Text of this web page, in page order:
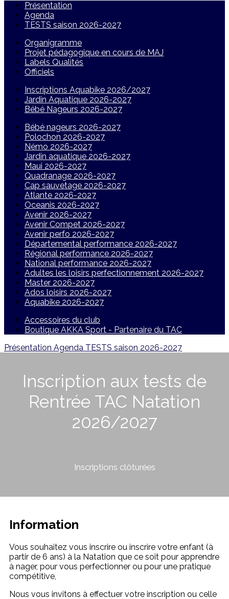
Présentation
Agenda
TESTS saison 2026-2027
Organigramme
Projet pédagogique en cours de MAJ
Labels Qualités
Officiels
Inscriptions Aquabike 2026/2027
Jardin Aquatique 2026-2027
Bébé Nageurs 2026-2027
Bébé nageurs 2026-2027
Polochon 2026-2027
Némo 2026-2027
Jardin aquatique 2026-2027
Maui 2026-2027
Quadranage 2026-2027
Cap sauvetage 2026-2027
Atlante 2026-2027
Oceanis 2026-2027
Avenir 2026-2027
Avenir Compet 2026-2027
Avenir perfo 2026-2027
Départemental performance 2026-2027
Régional performance 2026-2027
National performance 2026-2027
Adultes les loisirs perfectionnement 2026-2027
Master 2026-2027
Ados loisirs 2026-2027
Aquabike 2026-2027
Accessoires du club
Boutique AKKA Sport - Partenaire du TAC
Présentation Agenda TESTS saison 2026-2027
Inscription aux tests de
Rentrée TAC Natation
2026/2027
Inscriptions clôturées
Information
Vous souhaitez vous inscrire ou inscrire votre enfant (à
partir de 6 ans) à la Natation que ce soit pour apprendre
à nager, pour vous perfectionner ou pour une pratique
compétitive,
Nous vous invitons à effectuer votre inscription ou celle